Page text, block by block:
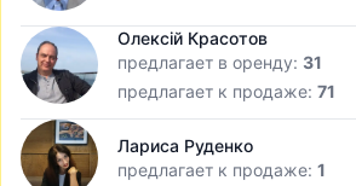
Олексій Красотов
предлагает в оренду: 31
предлагает к продаже: 71
Лариса Руденко
предлагает к продаже: 1